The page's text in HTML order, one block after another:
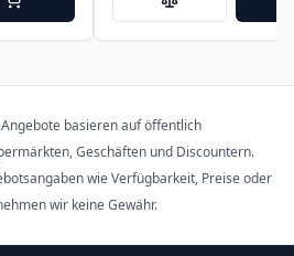
basieren auf öffentlich
Geschäften und Discountern.
wie Verfügbarkeit, Preise oder
wir keine Gewähr.